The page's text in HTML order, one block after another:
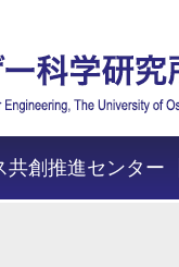
共創推進センター